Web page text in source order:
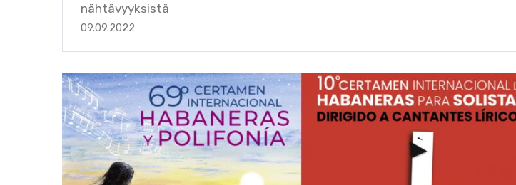
nähtävyyksistä
09.09.2022